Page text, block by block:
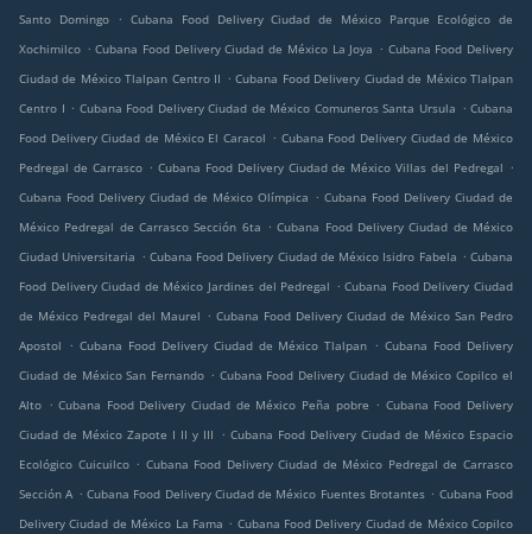
Santo Domingo
. Cubana Food Delivery Ciudad de México Parque Ecológico de
Xochimilco . Cubana Food Delivery Ciudad de México La Joya . Cubana Food Delivery
Ciudad de México Tlalpan Centro II . Cubana Food Delivery Ciudad de México Tlalpan
Centro I . Cubana Food Delivery Ciudad de México Comuneros Santa Ursula . Cubana
Food Delivery Ciudad de México El Caracol . Cubana Food Delivery Ciudad de México
Pedregal de Carrasco . Cubana Food Delivery Ciudad de México Villas del Pedregal .
Cubana Food Delivery Ciudad de México Olímpica . Cubana Food Delivery Ciudad de
México Pedregal de Carrasco Sección 6ta . Cubana Food Delivery Ciudad de México
Ciudad Universitaria . Cubana Food Delivery Ciudad de México Isidro Fabela . Cubana
Food Delivery Ciudad de México Jardines del Pedregal . Cubana Food Delivery Ciudad
de México Pedregal del Maurel . Cubana Food Delivery Ciudad de México San Pedro
Apostol
. Cubana Food Delivery Ciudad de México Tlalpan . Cubana Food Delivery
Ciudad de México San Fernando . Cubana Food Delivery Ciudad de México Copilco el
Alto . Cubana Food Delivery Ciudad de México Peña pobre . Cubana Food Delivery
Ciudad de México Zapote I II y III
. Cubana Food Delivery Ciudad de México Espacio
Ecológico Cuicuilco . Cubana Food Delivery Ciudad de México Pedregal de Carrasco
Sección A . Cubana Food Delivery Ciudad de México Fuentes Brotantes . Cubana Food
Delivery Ciudad de México La Fama . Cubana Food Delivery Ciudad de México Copilco